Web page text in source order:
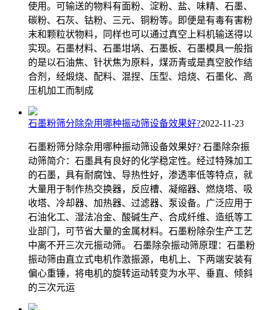
使用。可输送的物料有面粉、淀粉、盐、味精、石墨、
碳粉、石灰、钴粉、三元、铜粉等。即便是有毒有害粉
末和颗粒状物料，同样也可以通过真空上料机输送得以
实现。石墨材料、石墨坩埚、石墨板、石墨模具一般指
的是以石油焦、针状焦为原料，煤沥青或是真空胶作结
合剂，经煅烧、配料、混捏、压型、焙烧、石墨化、高
压机加工而制成
石墨粉筛分除杂用哪种振动筛设备效果好?2022-11-23
石墨粉筛分除杂用哪种振动筛设备效果好? 石墨除杂振
动筛简介：石墨具有良好的化学稳定性。经过特殊加工
的石墨，具有耐腐蚀、导热性好，渗透率低等特点，就
大量用于制作热交换器，反应槽、凝缩器、燃烧塔、吸
收塔、冷却器、加热器、过滤器、泵设备。广泛应用于
石油化工、湿法冶金、酸碱生产、合成纤维、造纸等工
业部门，可节省大量的金属材料。石墨粉除杂生产工艺
中离不开三次元振动筛。 石墨除杂振动筛原理：石墨粉
振动筛由直立式电机作激振源，电机上、下两端安装有
偏心重锤，将电机的旋转运动转变为水平、垂直、倾斜
的三次元运